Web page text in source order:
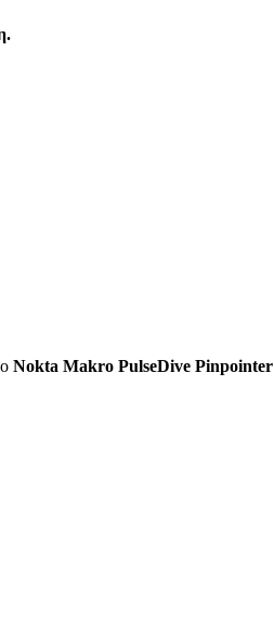
Nokta Makro PulseDive Pinpointer